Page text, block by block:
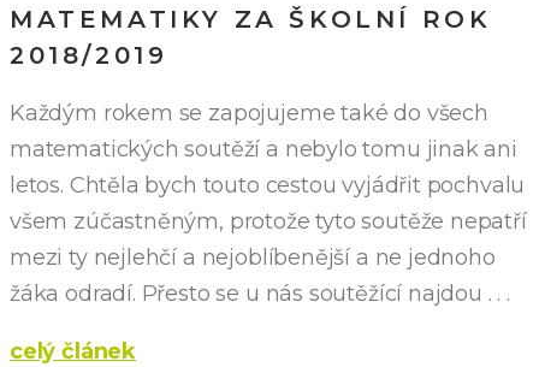
MATEMATIKY ZA ŠKOLNÍ ROK
2018/2019
Každým rokem se zapojujeme také do všech
matematických soutěží a nebylo tomu jinak ani
letos. Chtěla bych touto cestou vyjádřit pochvalu
všem zúčastněným, protože tyto soutěže nepatří
mezi ty nejlehčí a nejoblíbenější a ne jednoho
žáka odradí. Přesto se u nás soutěžící najdou . . .
celý článek